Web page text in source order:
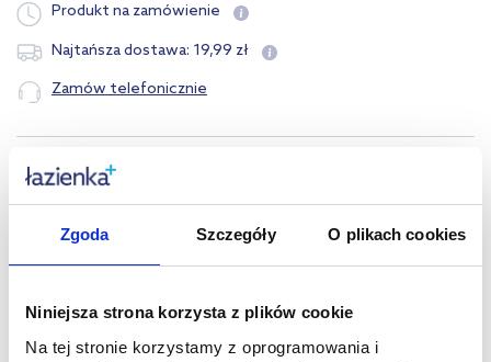
Zgoda Szczegóły O plikach cookies
Niniejsza strona korzysta z plików cookie
Na tej stronie korzystamy z oprogramowania i
Produkt na zamówienie
Najtańsza dostawa: 19,99 zł
Zamów telefonicznie
Opis produktu
Dane techniczne